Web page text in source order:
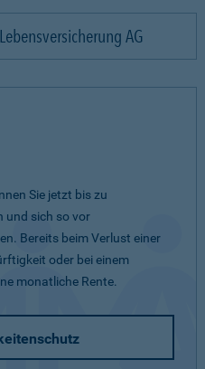
AG
Sie jetzt bis zu
und sich so vor
Bereits beim Verlust einer
oder bei einem
monatliche Rente.